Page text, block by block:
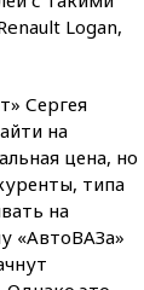
Logan,
Сергея
на
цена, но
типа
на
«АвтоВАЗа»